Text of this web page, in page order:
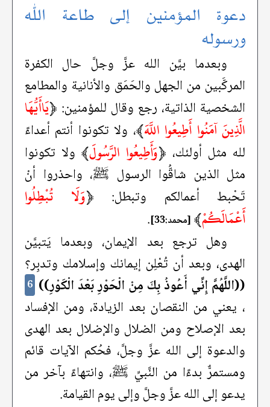
دعوة المؤمنين إلى طاعة الله
ورسوله
وبعدما بيَّن الله عزَّ وجلَّ حال الكفرة
المركَّبين من الجهل والحَمَق والأنانية والمطامع
الشخصية الذاتية، رجع وقال للمؤمنين: ﴿يَاأَيُّهَا
الَّذِينَ آمَنُوا أَطِيعُوا اللَّهَ﴾، ولا تكونوا أنتم أعداءً
لله مثل أولئك، ﴿وَأَطِيعُوا الرَّسُولَ﴾ ولا تكونوا
مثل الذين شاقُّوا الرسول ﷺ، واحذروا أنْ
تَحْبط أعمالكم وتبطل: ﴿وَلَا تُبْطِلُوا
أَعْمَالَكُمْ﴾ [محمد:33]
.
وهل ترجع بعد الإيمان، وبعدما يَتبيَّن
الهدى، وبعد أن تُعْلِن إيمانك وإسلامك وتدبِر؟
((اللَّهُمَّ إِنِّي أَعُوذُ بِكَ مِنْ الْحَوْرِ بَعْدَ الْكَوْرِ)) 6
، يعني من النقصان بعد الزيادة، ومن الإفساد
بعد الإصلاح ومن الضلال والإضلال بعد الهدى
والدعوة إلى الله عزَّ وجلَّ، فحُكم الآيات قائم
ومستمرٌّ بدءًا من النَّبيِّ ﷺ، وانتهاءً بآخر من
يدعو إلى الله عزَّ وجلَّ وإلى يوم القيامة.